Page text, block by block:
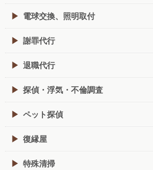
電球交換、照明取付
謝罪代行
退職代行
探偵・浮気・不倫調査
ペット探偵
復縁屋
特殊清掃